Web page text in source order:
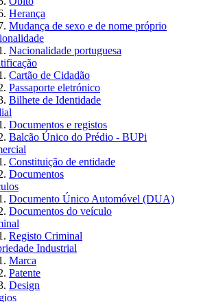
Herança
Mudança de sexo e de nome próprio
Nacionalidade portuguesa
Cartão de Cidadão
Passaporte eletrónico
Bilhete de Identidade
Documentos e registos
Balcão Único do Prédio - BUPi
Constituição de entidade
Documentos
Documento Único Automóvel (DUA)
Documentos do veículo
Registo Criminal
Industrial
Marca
Patente
Design